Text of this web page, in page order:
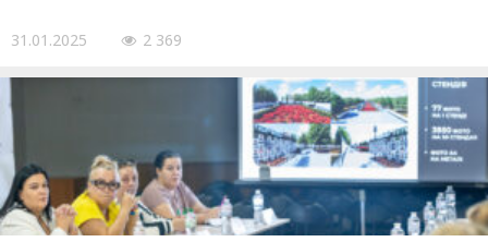
31.01.2025 2 369